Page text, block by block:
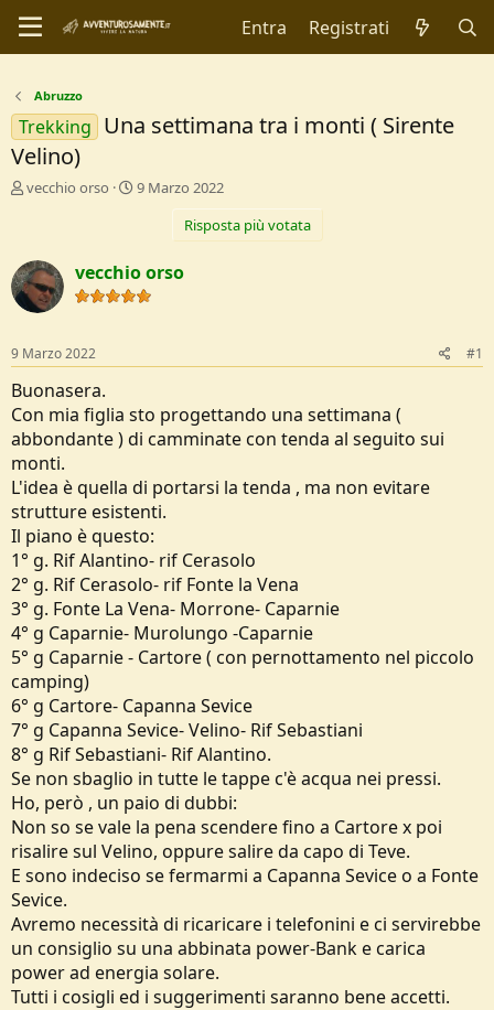
Entra Registrati
Abruzzo
Trekking Una settimana tra i monti ( Sirente
Velino)
C
t
o
r
D
i
s
u
s
s
i
o
n
e
vecchio orso
D
d
i
I
z
o
9 Marzo 2022
Risposta più votata
vecchio orso
9 Marzo 2022 #1
Buonasera.
Con mia figlia sto progettando una settimana (
abbondante ) di camminate con tenda al seguito sui
monti.
L'idea è quella di portarsi la tenda , ma non evitare
strutture esistenti.
Il piano è questo:
1° g. Rif Alantino- rif Cerasolo
2° g. Rif Cerasolo- rif Fonte la Vena
3° g. Fonte La Vena- Morrone- Caparnie
4° g Caparnie- Murolungo -Caparnie
5° g Caparnie - Cartore ( con pernottamento nel piccolo
camping)
6° g Cartore- Capanna Sevice
7° g Capanna Sevice- Velino- Rif Sebastiani
8° g Rif Sebastiani- Rif Alantino.
Se non sbaglio in tutte le tappe c'è acqua nei pressi.
Ho, però , un paio di dubbi:
Non so se vale la pena scendere fino a Cartore x poi
risalire sul Velino, oppure salire da capo di Teve.
E sono indeciso se fermarmi a Capanna Sevice o a Fonte
Sevice.
Avremo necessità di ricaricare i telefonini e ci servirebbe
un consiglio su una abbinata power-Bank e carica
power ad energia solare.
Tutti i cosigli ed i suggerimenti saranno bene accetti.